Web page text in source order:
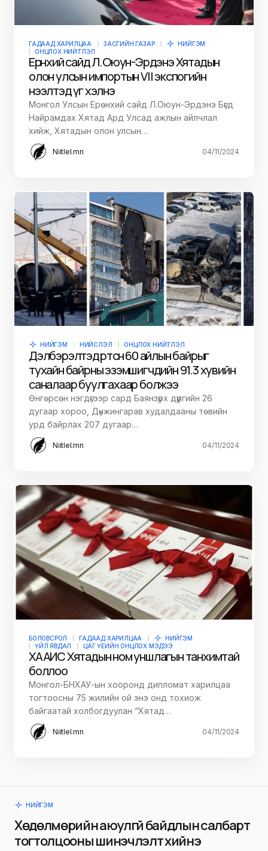
ГАДААД ХАРИЛЦАА ЗАСГИЙН ГАЗАР
НИЙГЭМ
ОНЦЛОХ НИЙТЛЭЛ
Ерөнхий сайд Л.Оюун-Эрдэнэ Хятадын
олон улсын импортын VII экспогийн
нээлтэд үг хэлнэ
Монгол Улсын Ерөнхий сайд Л.Оюун-Эрдэнэ Бүгд
Найрамдах Хятад Ард Улсад ажлын айлчлал
хийж, Хятадын олон улсын…
Niitlel.mn 04/11/2024
НИЙГЭМ НИЙСЛЭЛ ОНЦЛОХ НИЙТЛЭЛ
Дэлбэрэлтэд өртсөн 60 айлын байрыг
тухайн байрны эзэмшигчдийн 91.3 хувийн
саналаар буулгахаар болжээ
Өнгөрсөн нэгдүгээр сард Баянзүрх дүүргийн 26
дугаар хороо, Дүнжингарав худалдааны төвийн
урд байрлах 207 дугаар…
Niitlel.mn 04/11/2024
БОЛОВСРОЛ ГАДААД ХАРИЛЦАА
НИЙГЭМ
ҮЙЛ ЯВДАЛ
ЦАГ ҮЕИЙН ОНЦЛОХ МЭДЭЭ
ХААИС Хятадын ном уншлагын танхимтай
боллоо
Монгол-БНХАУ-ын хооронд дипломат харилцаа
тогтоосны 75 жилийн ой энэ онд тохиож
байгаатай холбогдуулан “Хятад…
Niitlel.mn 04/11/2024
НИЙГЭМ
Хөдөлмөрийн аюулгүй байдлын салбарт
тогтолцооны шинэчлэлт хийнэ